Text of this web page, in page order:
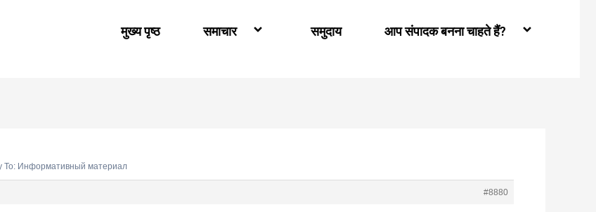
मुख्य पृष्ठ समाचार समुदाय आप संपादक बनना चाहते हैं?
To: Информативный материал
#8880